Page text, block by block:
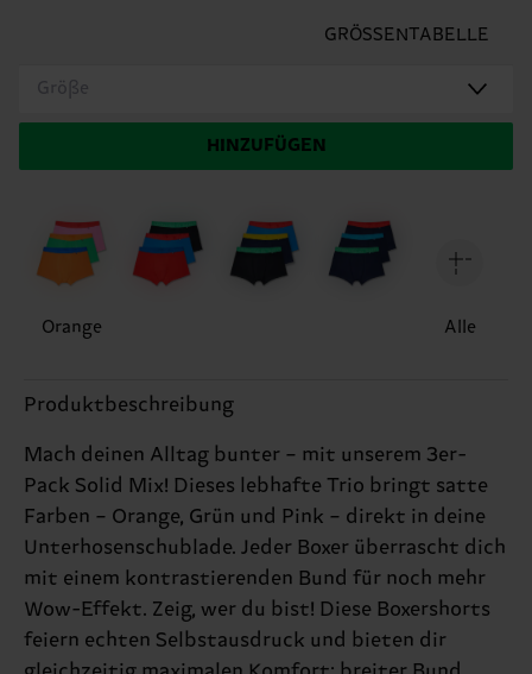
GRÖSSENTABELLE
Größe
HINZUFÜGEN
Orange Alle
Produktbeschreibung
Mach deinen Alltag bunter – mit unserem 3er-
Pack Solid Mix! Dieses lebhafte Trio bringt satte
Farben – Orange, Grün und Pink – direkt in deine
Unterhosenschublade. Jeder Boxer überrascht dich
mit einem kontrastierenden Bund für noch mehr
Wow-Effekt. Zeig, wer du bist! Diese Boxershorts
feiern echten Selbstausdruck und bieten dir